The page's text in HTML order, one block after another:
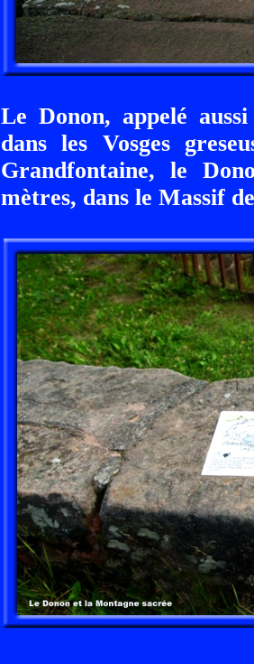
Le Donon, appelé
dans les Vosges
Grandfontaine, le
mètres, dans le Massif